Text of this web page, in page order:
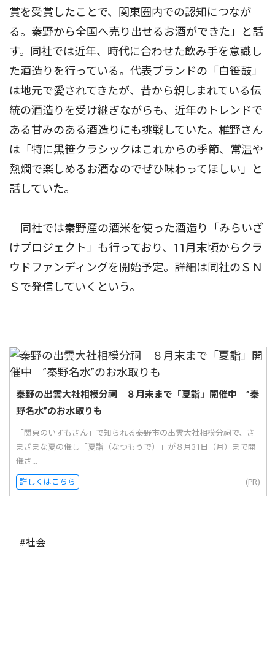
賞を受賞したことで、関東圏内での認知につなが
る。秦野から全国へ売り出せるお酒ができた」と話
す。同社では近年、時代に合わせた飲み手を意識し
た酒造りを行っている。代表ブランドの「白笹鼓」
は地元で愛されてきたが、昔から親しまれている伝
統の酒造りを受け継ぎながらも、近年のトレンドで
ある甘みのある酒造りにも挑戦していた。椎野さん
は「特に黒笹クラシックはこれからの季節、常温や
熱燗で楽しめるお酒なのでぜひ味わってほしい」と
話していた。
同社では秦野産の酒米を使った酒造り「みらいざ
けプロジェクト」も行っており、11月末頃からクラ
ウドファンディングを開始予定。詳細は同社のＳＮ
Ｓで発信していくという。
秦野の出雲大社相模分祠 ８月末まで「夏詣」開催中 ”秦
野名水”のお水取りも
「関東のいずもさん」で知られる秦野市の出雲大社相模分祠で、さ
まざまな夏の催し「夏詣（なつもうで）」が８月31日（月）まで開
催さ...
詳しくはこちら (PR)
#社会